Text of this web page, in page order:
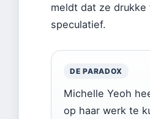
meldt dat ze
speculatief.
DE PARADOX
Michelle Yeoh
op haar werk te